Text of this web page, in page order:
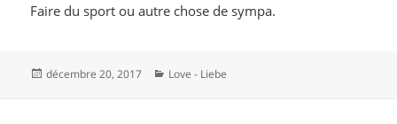
Faire du sport ou autre chose de sympa.
Publié
décembre 20, 2017 Catégories
Love - Liebe